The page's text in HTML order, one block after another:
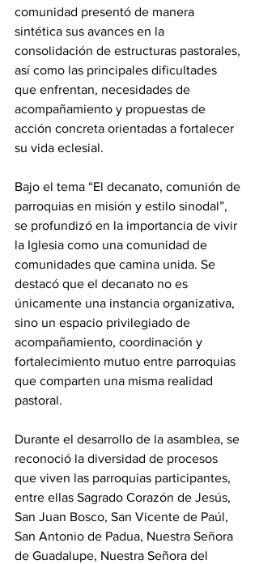
comunidad presentó de manera
sintética sus avances en la
consolidación de estructuras pastorales,
así como las principales dificultades
que enfrentan, necesidades de
acompañamiento y propuestas de
acción concreta orientadas a fortalecer
su vida eclesial.
Bajo el tema “El decanato, comunión de
parroquias en misión y estilo sinodal”,
se profundizó en la importancia de vivir
la Iglesia como una comunidad de
comunidades que camina unida. Se
destacó que el decanato no es
únicamente una instancia organizativa,
sino un espacio privilegiado de
acompañamiento, coordinación y
fortalecimiento mutuo entre parroquias
que comparten una misma realidad
pastoral.
Durante el desarrollo de la asamblea, se
reconoció la diversidad de procesos
que viven las parroquias participantes,
entre ellas Sagrado Corazón de Jesús,
San Juan Bosco, San Vicente de Paúl,
San Antonio de Padua, Nuestra Señora
de Guadalupe, Nuestra Señora del